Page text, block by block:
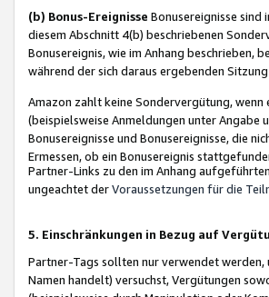
(b) Bonus-Ereignisse Bonusereignisse sind
diesem Abschnitt 4(b) beschriebenen
Bonusereignis, wie im Anhang beschrieben,
während der sich daraus ergebenden
Amazon zahlt keine Sondervergütung,
(beispielsweise Anmeldungen unter
Bonusereignisse und Bonusereignisse, die
Ermessen, ob ein Bonusereignis
Partner-Links zu den im Anhang
ungeachtet derVoraussetzungen für die
5. Einschränkungen in Bezug auf
Partner-Tags sollten nur verwendet
Namen handelt) versuchst, Vergütungen